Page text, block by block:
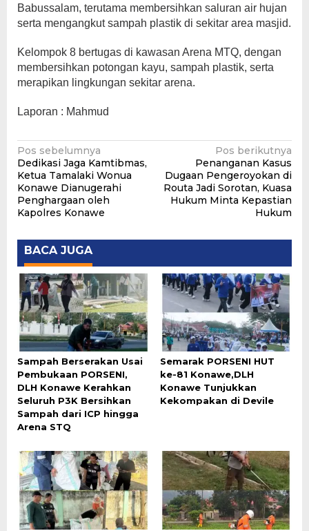
Babussalam, terutama membersihkan saluran air hujan
serta mengangkut sampah plastik di sekitar area masjid.
Kelompok 8 bertugas di kawasan Arena MTQ, dengan
membersihkan potongan kayu, sampah plastik, serta
merapikan lingkungan sekitar arena.
Laporan : Mahmud
Navigasi
pos
Pos sebelumnya
Dedikasi Jaga Kamtibmas,
Ketua Tamalaki Wonua
Konawe Dianugerahi
Penghargaan oleh
Kapolres Konawe
Pos berikutnya
Penanganan Kasus
Dugaan Pengeroyokan di
Routa Jadi Sorotan, Kuasa
Hukum Minta Kepastian
Hukum
BACA JUGA
Sampah Berserakan Usai
Pembukaan PORSENI,
DLH Konawe Kerahkan
Seluruh P3K Bersihkan
Sampah dari ICP hingga
Arena STQ
Semarak PORSENI HUT
ke-81 Konawe,DLH
Konawe Tunjukkan
Kekompakan di Devile